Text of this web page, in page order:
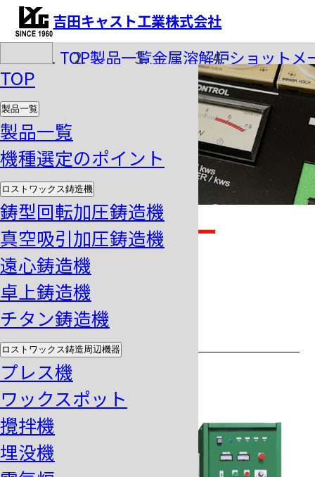
吉田キャスト工業株式会社
TOP
製品一覧
製品一覧
機種選定のポイント
ロストワックス鋳造機
鋳型回転加圧鋳造機
真空吸引加圧鋳造機
遠心鋳造機
卓上鋳造機
チタン鋳造機
ロストワックス鋳造周辺機器
プレス機
ワックスポット
攪拌機
埋没機
TOP製品一覧金属溶解炉ショットメ
MGS-20AS
ショットメーカー
SHOT MAKER
ショットメーカー